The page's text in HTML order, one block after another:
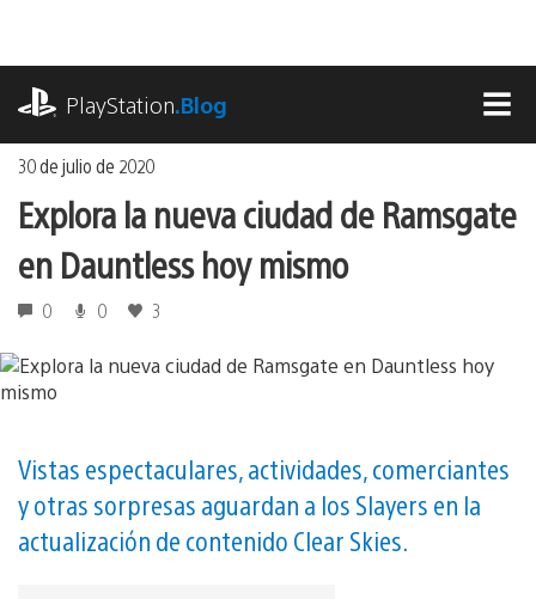
contenido
PlayStation.Blog
30 de julio de 2020
Explora la nueva ciudad de Ramsgate
en Dauntless hoy mismo
0 0 3
Vistas espectaculares, actividades, comerciantes
y otras sorpresas aguardan a los Slayers en la
actualización de contenido Clear Skies.